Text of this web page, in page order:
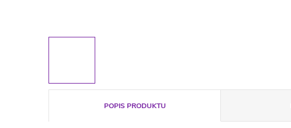
POPIS PRODUKTU